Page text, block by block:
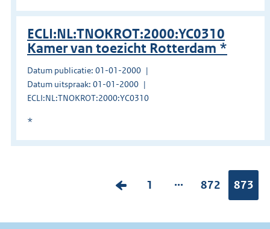
ECLI:NL:TNOKROT:2000:YC0310
Kamer van toezicht Rotterdam *
Datum publicatie: 01-01-2000
Datum uitspraak: 01-01-2000
ECLI:NL:TNOKROT:2000:YC0310
*
V
r
P
g
1 ...
P
g
872 873